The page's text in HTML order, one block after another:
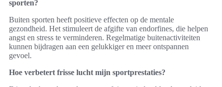
sporten?
Buiten sporten heeft positieve effecten op de mentale
gezondheid. Het stimuleert de afgifte van endorfines, die helpen
angst en stress te verminderen. Regelmatige buitenactiviteiten
kunnen bijdragen aan een gelukkiger en meer ontspannen
gevoel.
Hoe verbetert frisse lucht mijn sportprestaties?